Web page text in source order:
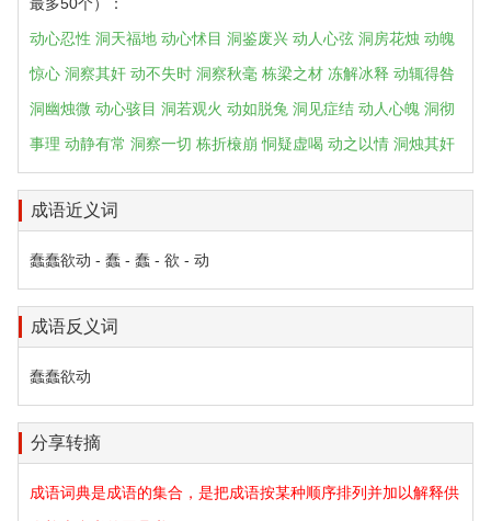
动心忍性 洞天福地 动心怵目 洞鉴废兴 动人心弦 洞房花烛 动魄
惊心 洞察其奸 动不失时 洞察秋毫 栋梁之材 冻解冰释 动辄得咎
洞幽烛微 动心骇目 洞若观火 动如脱兔 洞见症结 动人心魄 洞彻
事理 动静有常 洞察一切 栋折榱崩 恫疑虚喝 动之以情 洞烛其奸
成语近义词
蠢蠢欲动 - 蠢 - 蠢 - 欲 - 动
成语反义词
蠢蠢欲动
分享转摘
成语词典是成语的集合，是把成语按某种顺序排列并加以解释供